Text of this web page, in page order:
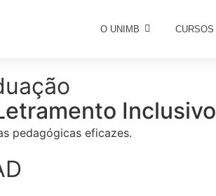
O UNIMB CURSOS
Inclusivo
pedagógicas eficazes.